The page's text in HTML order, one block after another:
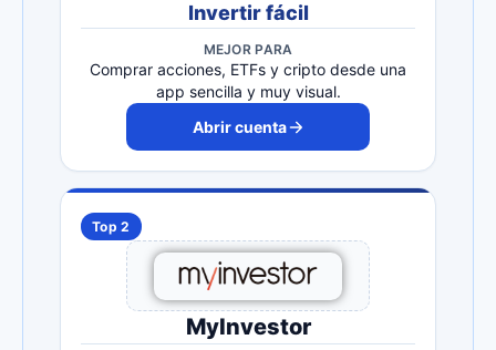
Invertir fácil
MEJOR PARA
Comprar acciones, ETFs y cripto desde una
app sencilla y muy visual.
Abrir cuenta
Top 2
MyInvestor